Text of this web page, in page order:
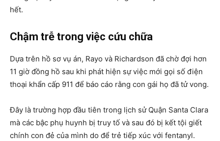
hết.
Chậm trễ trong việc cứu chữa
Dựa trên hồ sơ vụ án, Rayo và Richardson đã chờ đợi hơn
11 giờ đồng hồ sau khi phát hiện sự việc mới gọi số điện
thoại khẩn cấp 911 để báo cáo rằng con gái họ đã tử vong.
Đây là trường hợp đầu tiên trong lịch sử Quận Santa Clara
mà các bậc phụ huynh bị truy tố và sau đó bị kết tội giết
chính con đẻ của mình do để trẻ tiếp xúc với fentanyl.